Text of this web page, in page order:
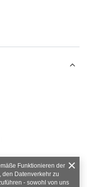
Funktionieren der
den Datenverkehr zu
- sowohl von uns